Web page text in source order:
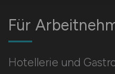
Für
Hotellerie und